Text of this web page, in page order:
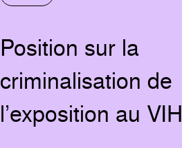
Position sur la
criminalisation de
l’exposition au VIH